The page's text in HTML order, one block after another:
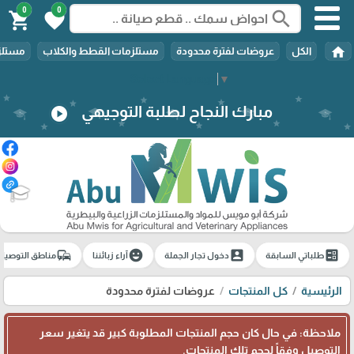
▼
search
0
favorite
0
shopping_cart
home الكل عروضات لفترة محدودة مستلزمات القطط والكلاب
مبارك النجاح لطلبة التوجيهي play_circle
🎓
ballotطلباتي السابقة account_boxدخول تجار الجملة emoji_emotionsآراء زبائننا commuteمناطق
الرئيسية كل المنتجات عروضات لفترة محدودة
ملاحظة: في حال كان حجم المنتجات المطلوبة كبير قد يتغير سعر
التوصيل وفقاً لحجم تلك المنتجات.